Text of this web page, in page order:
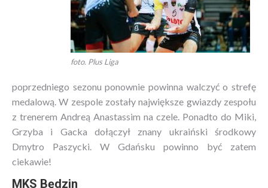
foto. Plus Liga
poprzedniego sezonu ponownie powinna walczyć o strefę
medalową. W zespole zostały największe gwiazdy zespołu
z trenerem Andreą Anastassim na czele. Ponadto do Miki,
Grzyba i Gacka dołączył znany ukraiński środkowy
Dmytro Paszycki. W Gdańsku powinno być zatem
ciekawie!
MKS Będzin